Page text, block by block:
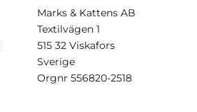
Marks & Kattens AB
Textilvägen 1
515 32 Viskafors
Sverige
Orgnr 556820-2518